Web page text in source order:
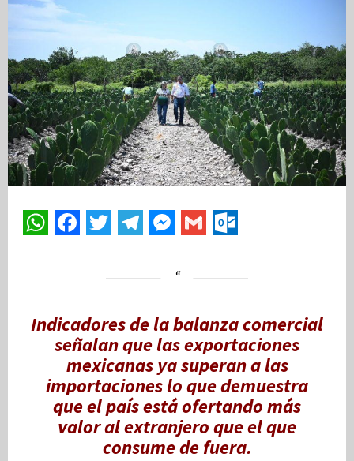
Indicadores de la balanza comercial
señalan que las exportaciones
mexicanas ya superan a las
importaciones lo que demuestra
que el país está ofertando más
valor al extranjero que el que
consume de fuera.